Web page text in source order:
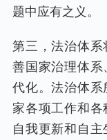
题中应有之义。
第三，法治体
善国家治理体
代化。法治体
家各项工作和
自我更新和自